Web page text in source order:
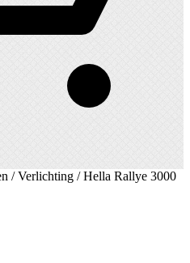
/Verlichting / Hella Rallye 3000